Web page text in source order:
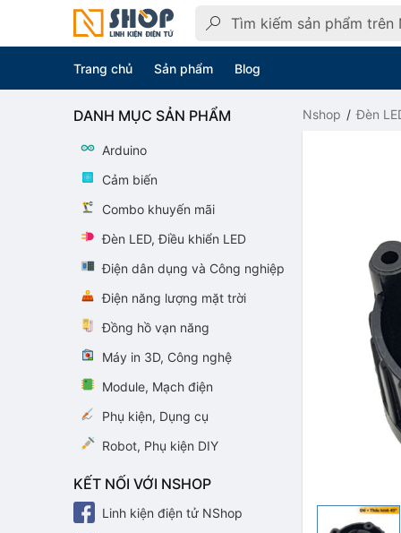
Trang chủ Sản phẩm Blog
Nshop Đèn
DANH MỤC SẢN PHẨM
Arduino
Cảm biến
Combo khuyến mãi
Đèn LED, Điều khiển LED
Điện dân dụng và Công nghiệp
Điện năng lượng mặt trời
Đồng hồ vạn năng
Máy in 3D, Công nghệ
Module, Mạch điện
Phụ kiện, Dụng cụ
Robot, Phụ kiện DIY
KẾT NỐI VỚI NSHOP
Linh kiện điện tử NShop